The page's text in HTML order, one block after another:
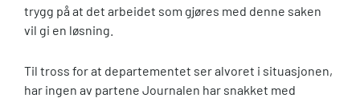
trygg på at det arbeidet som gjøres med denne saken
vil gi en løsning.
Til tross for at departementet ser alvoret i situasjonen,
har ingen av partene Journalen har snakket med